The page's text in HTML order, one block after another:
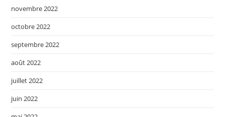
novembre 2022
octobre 2022
septembre 2022
août 2022
juillet 2022
juin 2022